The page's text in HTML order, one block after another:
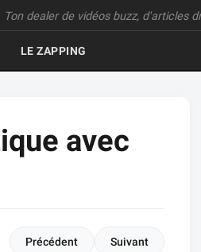
Ton dealer de vidéos buzz, d'articles
LE ZAPPING
avec
Précédent Suivant